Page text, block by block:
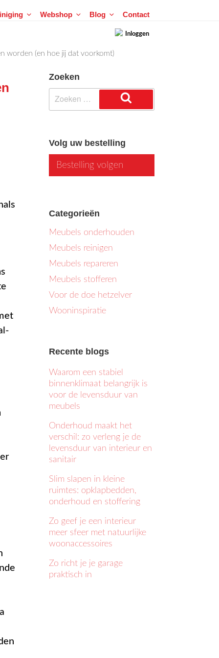
Inloggen
Webshop Blog Contact
worden (en hoe jij dat voorkomt)
Zoeken
Zoeken
naar:
Zoeken
Volg uw bestelling
Bestelling volgen
Categorieën
Meubels onderhouden
Meubels reinigen
Meubels repareren
Meubels stofferen
Voor de doe hetzelver
Wooninspiratie
Recente blogs
Waarom een stabiel
binnenklimaat belangrijk is
voor de levensduur van
meubels
Onderhoud maakt het
verschil: zo verleng je de
levensduur van interieur en
sanitair
Slim slapen in kleine
ruimtes: opklapbedden,
onderhoud en stoffering
Zo geef je een interieur
meer sfeer met natuurlijke
woonaccessoires
Zo richt je je garage
praktisch in